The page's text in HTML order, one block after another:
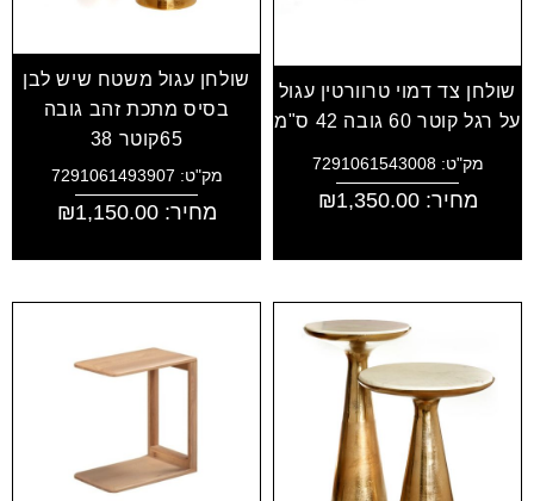
שולחן צד דמוי טרוורטין עגול
על רגל קוטר 60 גובה 42 ס"מ
מק"ט: 7291061543008
מחיר: ₪1,350.00
שולחן עגול משטח שיש לבן
בסיס מתכת זהב גובה
65קוטר 38
מק"ט: 7291061493907
מחיר: ₪1,150.00